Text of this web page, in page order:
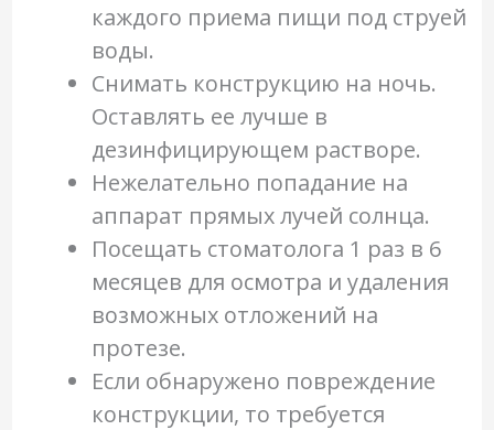
каждого приема пищи под струей
воды.
Снимать конструкцию на ночь.
Оставлять ее лучше в
дезинфицирующем растворе.
Нежелательно попадание на
аппарат прямых лучей солнца.
Посещать стоматолога 1 раз в 6
месяцев для осмотра и удаления
возможных отложений на
протезе.
Если обнаружено повреждение
конструкции, то требуется